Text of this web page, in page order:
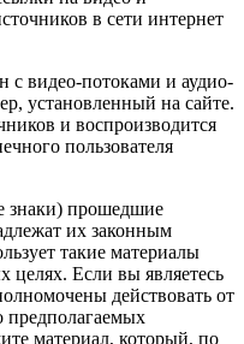
в сети интернет
с видео-потоками и аудио-
установленный на сайте.
и воспроизводится
пользователя
знаки) прошедшие
их законным
такие материалы
Если вы являетесь
действовать от
предполагаемых
материал, который, по